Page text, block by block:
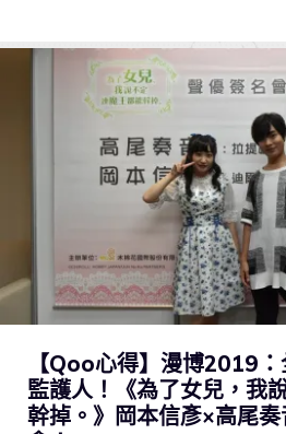
【Qoo心得】漫博2019
監護人！《為了女兒，我
幹掉。》岡本信彥×高尾